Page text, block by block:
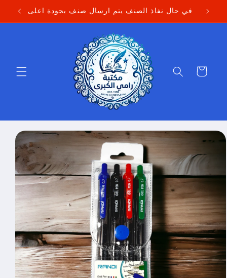
Skip to
content
في حال نفاذ الصنف يتم ارسال صنف بجودة اعلى
Cart
Skip to
product
information